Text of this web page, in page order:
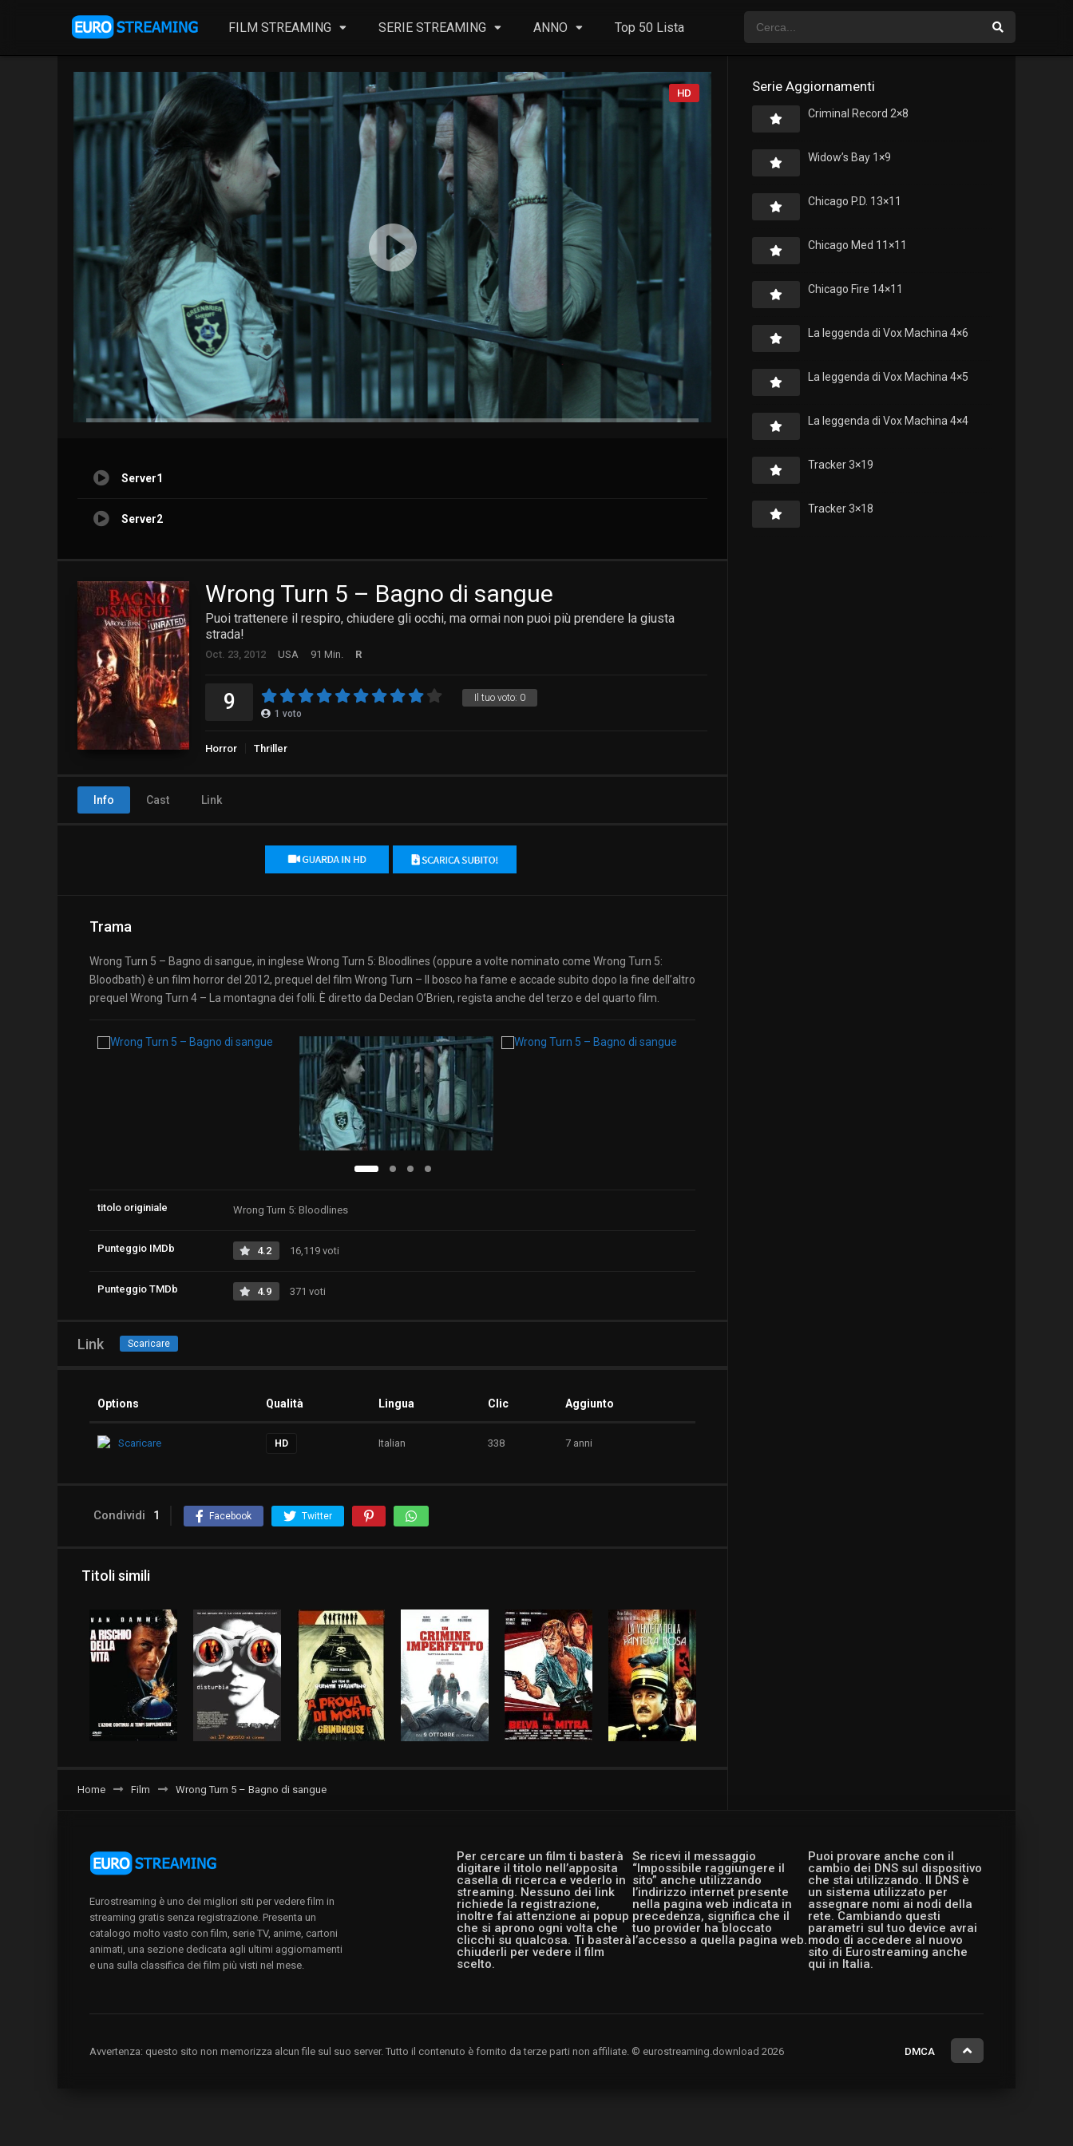
FILM STREAMING SERIE STREAMING ANNO Top 50 Lista
HD
Server1
Server2
Wrong Turn 5 – Bagno di sangue
Puoi trattenere il respiro, chiudere gli occhi, ma ormai non puoi più prendere la giusta
strada!
Oct. 23, 2012 USA 91 Min. R
Il tuo voto: 0
9 1 voto
Horror Thriller
Info Cast Link
Trama
Wrong Turn 5 – Bagno di sangue, in inglese Wrong Turn 5: Bloodlines (oppure a volte nominato come Wrong Turn 5:
Bloodbath) è un film horror del 2012, prequel del film Wrong Turn – Il bosco ha fame e accade subito dopo la fine dell’altro
prequel Wrong Turn 4 – La montagna dei folli. È diretto da Declan O’Brien, regista anche del terzo e del quarto film.
titolo originiale Wrong Turn 5: Bloodlines
Punteggio IMDb 4.2 16,119 voti
Punteggio TMDb 4.9 371 voti
Link Scaricare
Options Qualità Lingua Clic Aggiunto
Scaricare HD Italian 338 7 anni
Condividi 1 Facebook Twitter
Titoli simili
Home Film Wrong Turn 5 – Bagno di sangue
Serie Aggiornamenti
Criminal Record 2×8
Widow’s Bay 1×9
Chicago P.D. 13×11
Chicago Med 11×11
Chicago Fire 14×11
La leggenda di Vox Machina 4×6
La leggenda di Vox Machina 4×5
La leggenda di Vox Machina 4×4
Tracker 3×19
Tracker 3×18
Per cercare un film ti basterà
digitare il titolo nell’apposita
casella di ricerca e vederlo in
streaming. Nessuno dei link
richiede la registrazione,
inoltre fai attenzione ai popup
che si aprono ogni volta che
clicchi su qualcosa. Ti basterà
chiuderli per vedere il film
scelto.
Se ricevi il messaggio
“Impossibile raggiungere il
sito” anche utilizzando
l’indirizzo internet presente
nella pagina web indicata in
precedenza, significa che il
tuo provider ha bloccato
l’accesso a quella pagina web.
Puoi provare anche con il
cambio dei DNS sul dispositivo
che stai utilizzando. Il DNS è
un sistema utilizzato per
assegnare nomi ai nodi della
rete. Cambiando questi
parametri sul tuo device avrai
modo di accedere al nuovo
sito di Eurostreaming anche
qui in Italia.
Eurostreaming è uno dei migliori siti per vedere film in
streaming gratis senza registrazione. Presenta un
catalogo molto vasto con film, serie TV, anime, cartoni
animati, una sezione dedicata agli ultimi aggiornamenti
e una sulla classifica dei film più visti nel mese.
Avvertenza: questo sito non memorizza alcun file sul suo server. Tutto il contenuto è fornito da terze parti non affiliate. © eurostreaming.download 2026 DMCA